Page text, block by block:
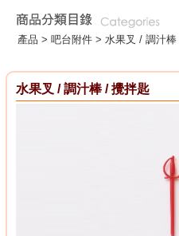
產品 > 吧台附件 > 水果叉 / 調汁
水果叉 / 調汁棒 / 攪拌匙